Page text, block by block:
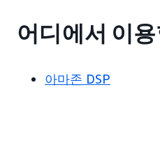
어디에서 이
아마존 DSP